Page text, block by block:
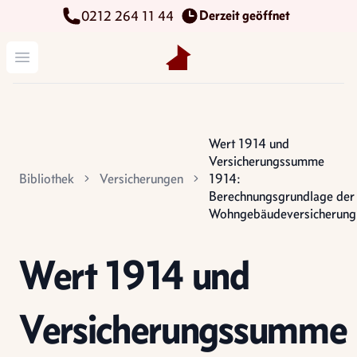
0212 264 11 44 Derzeit geöffnet
Menü öffnen Kettenbach Immobilien GmbH
Bibliothek Versicherungen
Wert 1914 und
Versicherungssumme
1914:
Berechnungsgrundlage der
Wohngebäudeversicherung
Wert 1914 und
Versicherungssumme